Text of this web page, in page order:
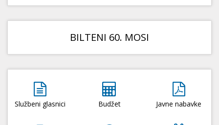
BILTENI 60. MOSI
Službeni glasnici Budžet Javne nabavke